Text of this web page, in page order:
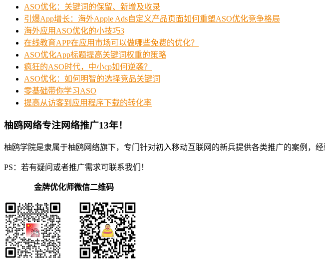
ASO优化：关键词的保留、新增及收录
引爆App增长：海外Apple Ads自定义产品页面如何重塑ASO优化竞争格局
海外应用ASO优化的小技巧3
在线教育APP在应用市场可以做哪些免费的优化？
ASO优化App标题提高关键词权重的策略
疯狂的ASO时代，中小cp如何逆袭？
ASO优化：如何明智的选择竞品关键词
零基础带你学习ASO
提高从访客到应用程序下载的转化率
柚鸥网络专注网络推广13年！
柚鸥学院是隶属于柚鸥网络旗下，专门针对初入移动互联网的新兵提供各类推广的案例，经
PS：若有疑问或者推广需求可联系我们！
金牌优化师微信二维码